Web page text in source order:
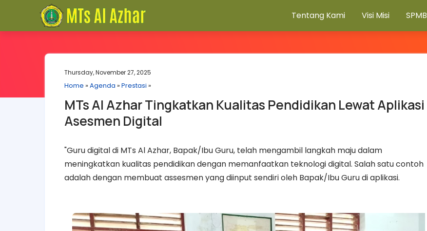
Tentang Kami Visi Misi SPMB
Thursday, November 27, 2025
Home »Agenda »Prestasi »
MTs Al Azhar Tingkatkan Kualitas Pendidikan Lewat Aplikasi
Asesmen Digital
"Guru digital di MTs Al Azhar, Bapak/Ibu Guru, telah mengambil langkah maju dalam
meningkatkan kualitas pendidikan dengan memanfaatkan teknologi digital. Salah satu contoh
adalah dengan membuat assesmen yang diinput sendiri oleh Bapak/Ibu Guru di aplikasi.